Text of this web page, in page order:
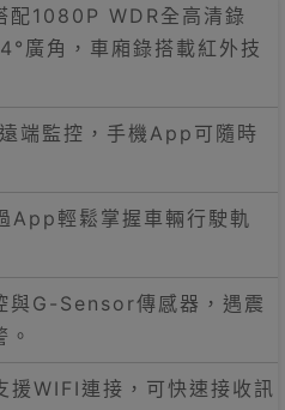
配1080P WDR全高清錄
廣角，車廂錄搭載紅外技
端監控，手機App可隨時
App輕鬆掌握車輛行駛軌
與G-Sensor傳感器，遇震
WIFI連接，可快速接收訊